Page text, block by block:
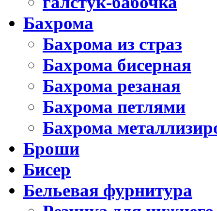
Бахрома
Бахрома из страз
Бахрома бисерная
Бахрома резаная
Бахрома петлями
Бахрома
Броши
Бисер
Бельевая фурнитура